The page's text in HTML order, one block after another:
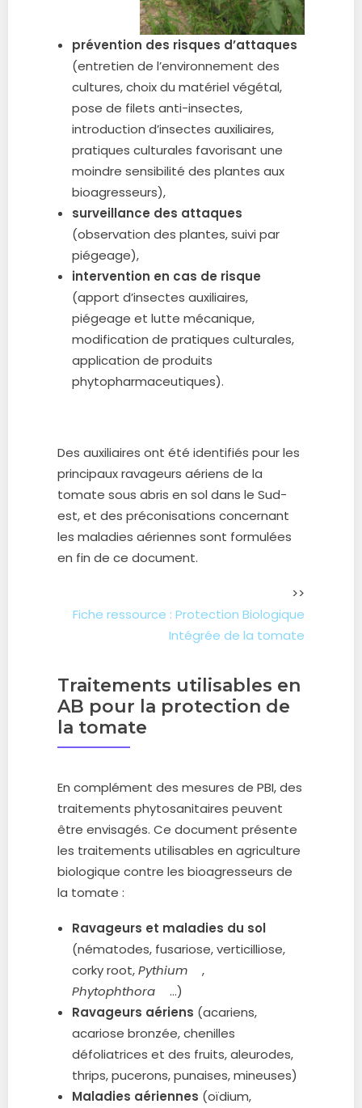
prévention des risques d’attaques
(entretien de l’environnement des
cultures, choix du matériel végétal,
pose de filets anti-insectes,
introduction d’insectes auxiliaires,
pratiques culturales favorisant une
moindre sensibilité des plantes aux
bioagresseurs),
surveillance des attaques
(observation des plantes, suivi par
piégeage),
intervention en cas de risque
(apport d’insectes auxiliaires,
piégeage et lutte mécanique,
modification de pratiques culturales,
application de produits
phytopharmaceutiques).
Des auxiliaires ont été identifiés pour les
principaux ravageurs aériens de la
tomate sous abris en sol dans le Sud-
est, et des préconisations concernant
les maladies aériennes sont formulées
en fin de ce document.
>>
Fiche ressource : Protection Biologique
Intégrée de la tomate
Traitements utilisables en
AB pour la protection de
la tomate
En complément des mesures de PBI, des
traitements phytosanitaires peuvent
être envisagés. Ce document présente
les traitements utilisables en agriculture
biologique contre les bioagresseurs de
la tomate :
Ravageurs et maladies du sol
(nématodes, fusariose, verticilliose,
corky root,Pythium
,
Phytophthora
…)
Ravageurs aériens (acariens,
acariose bronzée, chenilles
défoliatrices et des fruits, aleurodes,
thrips, pucerons, punaises, mineuses)
Maladies aériennes (oïdium,